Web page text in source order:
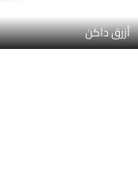
أزرق داكن